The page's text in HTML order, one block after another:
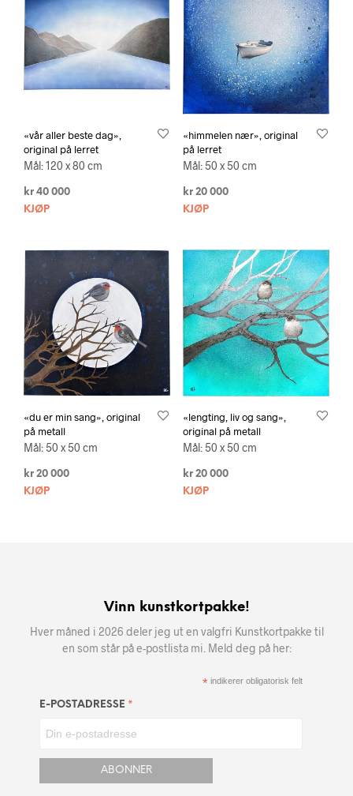
«vår aller beste dag»,
original på lerret
Mål: 120 x 80 cm
kr 40 000
KJØP
«himmelen nær», original
på lerret
Mål: 50 x 50 cm
kr20 000
KJØP
«du er min sang», original
på metall
Mål: 50 x 50 cm
kr 20 000
KJØP
«lengting, liv og sang»,
original på metall
Mål: 50 x 50 cm
kr20 000
KJØP
Vinn kunstkortpakke!
Hver måned i 2026 deler jeg ut en valgfri Kunstkortpakke til
en som står på e-postlista mi. Meld deg på her:
* indikerer obligatorisk felt
E-POSTADRESSE *